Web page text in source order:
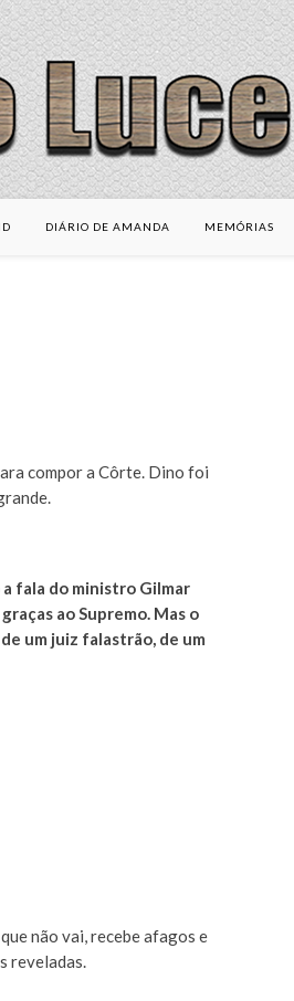
DIÁRIO DE AMANDA MEMÓRIAS
compor a Côrte. Dino foi
fala do ministro Gilmar
ao Supremo. Mas o
um juiz falastrão, de um
não vai, recebe afagos e
reveladas.